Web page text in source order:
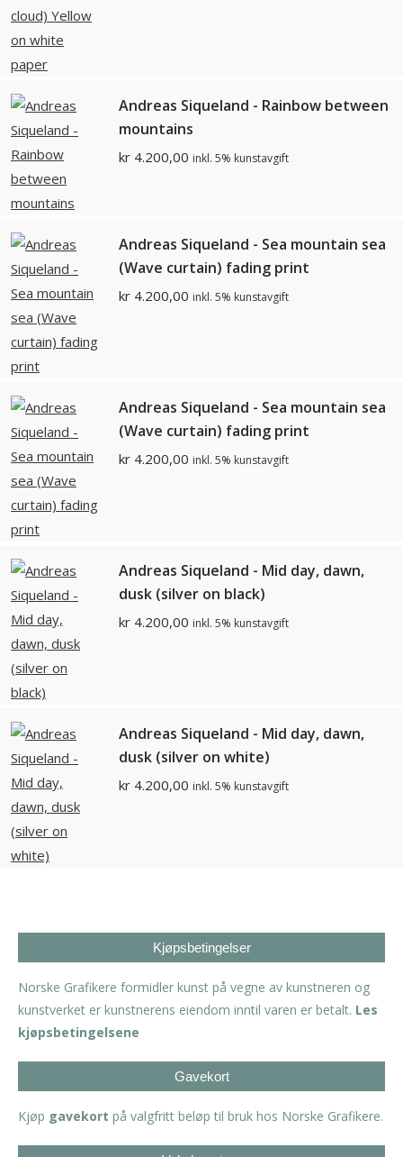
Andreas Siqueland - Rainbow between
mountains
kr 4.200,00 inkl. 5% kunstavgift
Andreas Siqueland - Sea mountain sea
(Wave curtain) fading print
kr 4.200,00 inkl. 5% kunstavgift
Andreas Siqueland - Sea mountain sea
(Wave curtain) fading print
kr 4.200,00 inkl. 5% kunstavgift
Andreas Siqueland - Mid day, dawn,
dusk (silver on black)
kr 4.200,00 inkl. 5% kunstavgift
Andreas Siqueland - Mid day, dawn,
dusk (silver on white)
kr 4.200,00 inkl. 5% kunstavgift
Kjøpsbetingelser
Norske Grafikere formidler kunst på vegne av kunstneren og
kunstverket er kunstnerens eiendom inntil varen er betalt. Les
kjøpsbetingelsene
Gavekort
Kjøp gavekort på valgfritt beløp til bruk hos Norske Grafikere.